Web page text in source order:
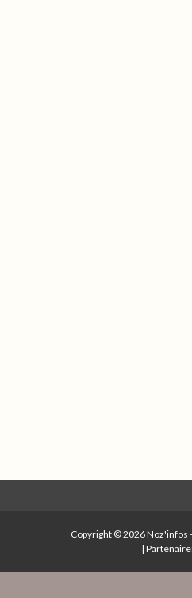
Copyright © 2026Noz'infos
|